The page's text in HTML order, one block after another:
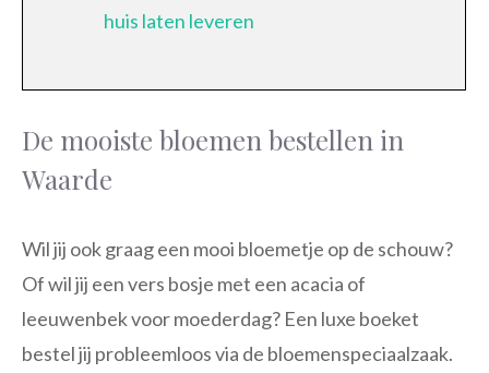
huis laten leveren
De mooiste bloemen bestellen in
Waarde
Wil jij ook graag een mooi bloemetje op de schouw?
Of wil jij een vers bosje met een acacia of
leeuwenbek voor moederdag? Een luxe boeket
bestel jij probleemloos via de bloemenspeciaalzaak.